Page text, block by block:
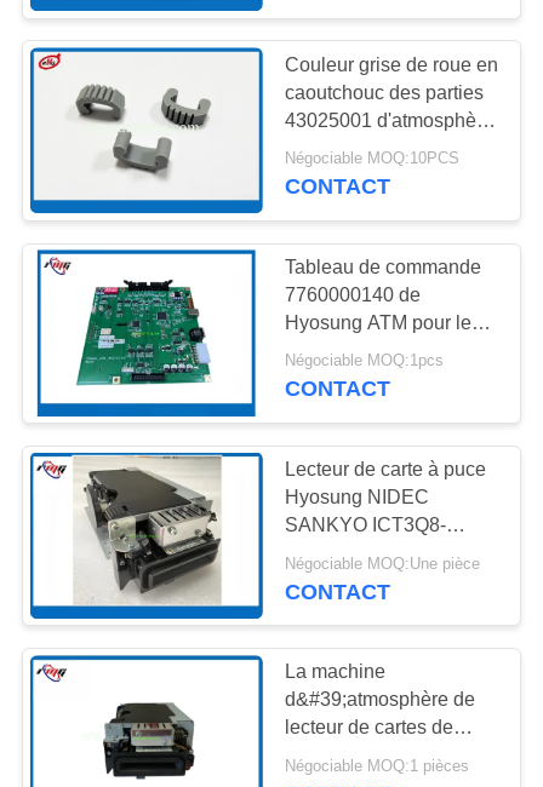
NOUS
VISITE
L'USINE
CONTRÔLE
QUALITÉ
CONTACTEZ-
NOUS
NOUVELLES
AFFAIRES
DEMANDEZ
UN DEVIS
pièces de machine
d'atmosphère
831
pièces
d'atmosphère de
wincor
959
Pièces
d'atmosphère de
1662
Couleur grise de roue en
caoutchouc des parties
43025001 d'atmosphère
de S43025001 Hyosung
Négociable MOQ:10PCS
CONTACT
Tableau de commande
7760000140 de
Hyosung ATM pour le
contrôleur
MX5600/5600T et
Négociable MOQ:1pcs
CONTACT
Lecteur de carte à puce
Hyosung NIDEC
SANKYO ICT3Q8-
3HT2290-S PN :
S5645000062
MX5600 MX5600S
Négociable MOQ:Une pièce
CONTACT
La machine
d&#39;atmosphère de
lecteur de cartes de
Nautilus Hyosung partie
Négociable MOQ:1 pièces